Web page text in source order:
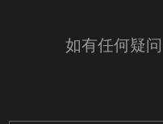
如有任何疑